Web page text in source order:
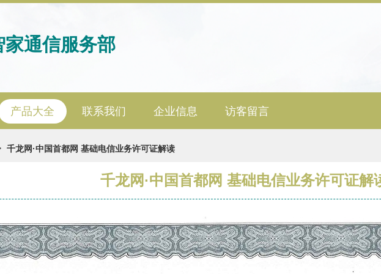
通信服务部
产品大全 联系我们 企业信息 访客留言
千龙网·中国首都网 基础电信业务许可证解读
千龙网·中国首都网 基础电信业务许可证解